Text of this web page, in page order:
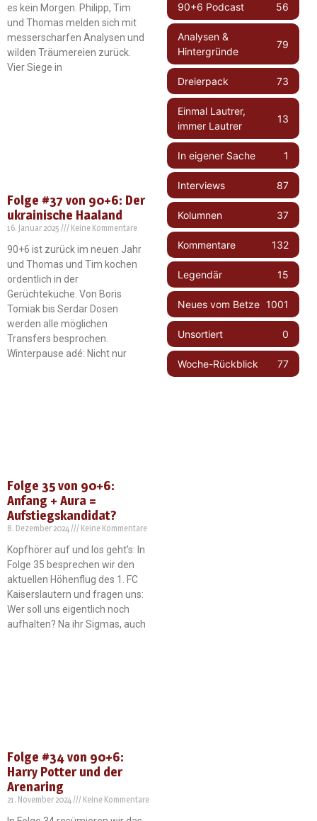
es kein Morgen. Philipp, Tim
und Thomas melden sich mit
messerscharfen Analysen und
wilden Träumereien zurück.
Vier Siege in
Folge #37 von 90+6: Der
ukrainische Haaland
16. Januar 2025 Keine Kommentare
90+6 ist zurück im neuen Jahr
und Thomas und Tim kochen
ordentlich in der
Gerüchteküche. Von Boris
Tomiak bis Serdar Dosen
werden alle möglichen
Transfers besprochen.
Winterpause adé: Nicht nur
Folge 35 von 90+6:
Anfang + Aura =
Aufstiegskandidat?
8. Dezember 2024 Keine Kommentare
Kopfhörer auf und los geht’s: In
Folge 35 besprechen wir den
aktuellen Höhenflug des 1. FC
Kaiserslautern und fragen uns:
Wer soll uns eigentlich noch
aufhalten? Na ihr Sigmas, auch
Folge #34 von 90+6:
Harry Potter und der
Arenaring
21. November 2024 Keine Kommentare
90+6 Podcast 56
Analysen &
Hintergründe
79
Dreierpack 73
Einmal Lautrer,
immer Lautrer
13
In eigener Sache 1
Interviews 87
Kolumnen 37
Kommentare 132
Legendär 15
Neues vom Betze 1001
Unsortiert 0
Woche-Rückblick 77